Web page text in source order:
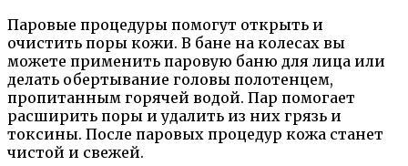
Паровые процедуры помогут открыть и
очистить поры кожи. В бане на колесах вы
можете применить паровую баню для лица или
делать обертывание головы полотенцем,
пропитанным горячей водой. Пар помогает
расширить поры и удалить из них грязь и
токсины. После паровых процедур кожа станет
чистой и свежей.